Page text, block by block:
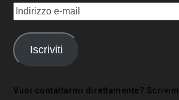
Indirizzo
e-
mail
Iscriviti
Vuoi contattarmi direttamente?